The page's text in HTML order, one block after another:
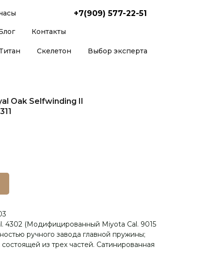
Контакты
+7(909) 577-22-51
Скелетон Выбор эксперта
Oak Selfwinding II
4302 (Модифицированный Miyota Cal. 9015
ручного завода главной пружины;
из трех частей. Сатинированная